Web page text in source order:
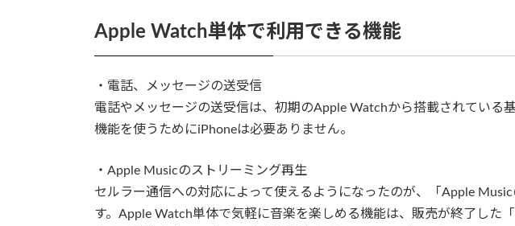
Apple Watch単体で利用できる機能
・電話、メッセージの送受信
電話やメッセージの送受信は、初期のApple Watchから搭載されている
機能を使うためにiPhoneは必要ありません。
・Apple Musicのストリーミング再生
セルラー通信への対応によって使えるようになったのが、「Apple
す。Apple Watch単体で気軽に音楽を楽しめる機能は、販売が終了した